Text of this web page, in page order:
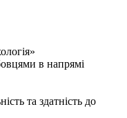
в напрямі
та здатність до